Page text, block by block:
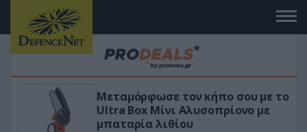
Μεταμόρφωσε τον κήπο σου με το
Ultra Box Μίνι Αλυσοπρίονο με
μπαταρία λιθίου